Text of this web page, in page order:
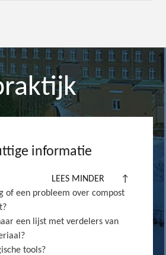
informatie
LEES MINDER
↑
of een probleem over compost
een lijst met verdelers van
tools?